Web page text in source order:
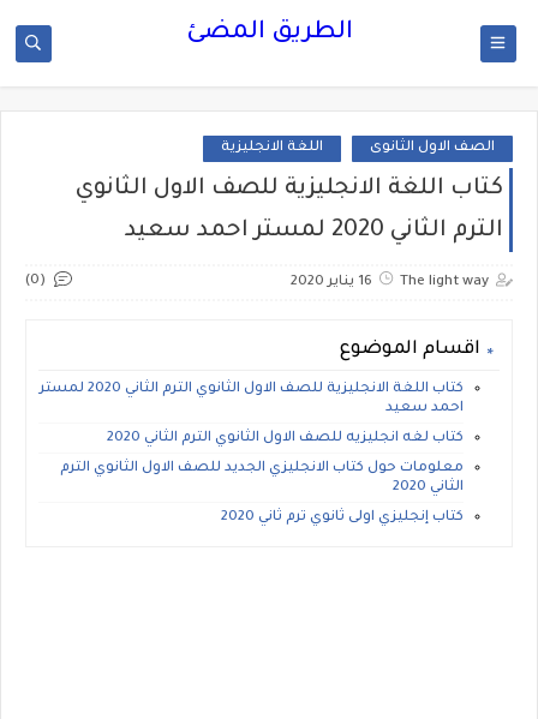
الطريق المضئ
الصف الاول الثانوى اللغة الانجليزية
كتاب اللغة الانجليزية للصف الاول الثانوي
الترم الثاني 2020 لمستر احمد سعيد
The light way 16 يناير 2020 (0)
اقسام الموضوع
كتاب اللغة الانجليزية للصف الاول الثانوي الترم الثاني 2020 لمستر
احمد سعيد
كتاب لغه انجليزيه للصف الاول الثانوي الترم الثاني 2020
معلومات حول كتاب الانجليزي الجديد للصف الاول الثانوي الترم
الثاني 2020
كتاب إنجليزي اولى ثانوي ترم ثاني 2020